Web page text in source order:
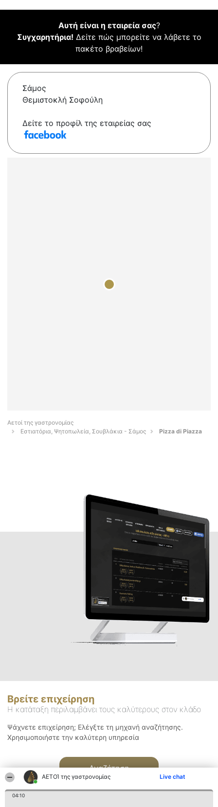
ΑΕΤΟΊ της γαστρονομίας Live chat
04:10
Αυτή είναι η εταιρεία σας?
Συγχαρητήρια! Δείτε πώς μπορείτε να λάβετε το
πακέτο βραβείων!
Σάμος
Θεμιστοκλή Σοφούλη
Δείτε το προφίλ της εταιρείας σας
Αετοί της γαστρονομίας
Εστιατόρια, Ψητοπωλεία, Σουβλάκια - Σάμος
Pizza di Piazza
Βρείτε επιχείρηση
Η κατάταξη περιλαμβάνει τους καλύτερους στον κλάδο
Ψάχνετε επιχείρηση; Ελέγξτε τη μηχανή αναζήτησης.
Χρησιμοποιήστε την καλύτερη υπηρεσία
Αναζήτηση